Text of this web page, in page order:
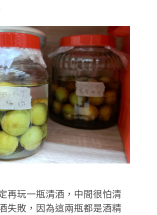
再玩一瓶清酒，中間很怕清
失敗，因為這兩瓶都是酒精